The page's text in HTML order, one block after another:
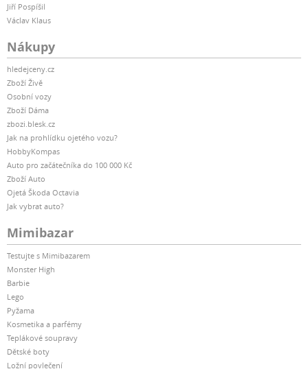
Jiří Pospíšil
Václav Klaus
Nákupy
hledejceny.cz
Zboží Živě
Osobní vozy
Zboží Dáma
zbozi.blesk.cz
Jak na prohlídku ojetého vozu?
HobbyKompas
Auto pro začátečníka do 100 000 Kč
Zboží Auto
Ojetá Škoda Octavia
Jak vybrat auto?
Mimibazar
Testujte s Mimibazarem
Monster High
Barbie
Lego
Pyžama
Kosmetika a parfémy
Teplákové soupravy
Dětské boty
Ložní povlečení